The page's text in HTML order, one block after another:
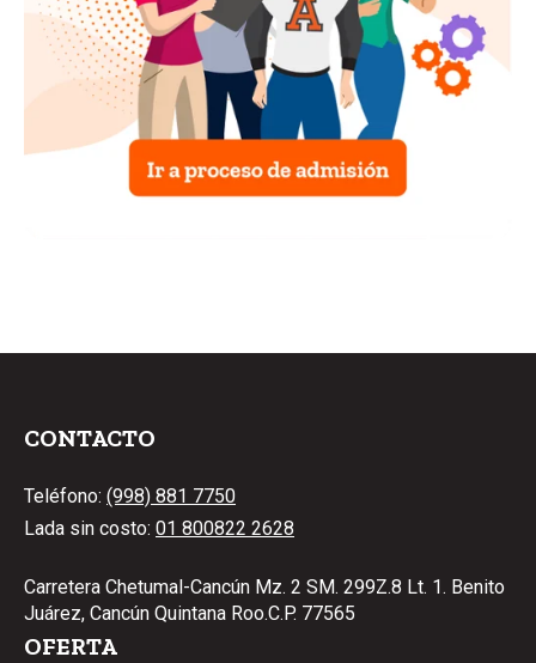
CONTACTO
Teléfono: (998) 881 7750
Lada sin costo: 01 800822 2628
Carretera Chetumal-Cancún Mz. 2 SM. 299Z.8 Lt. 1. Benito
Juárez, Cancún Quintana Roo.C.P. 77565
OFERTA